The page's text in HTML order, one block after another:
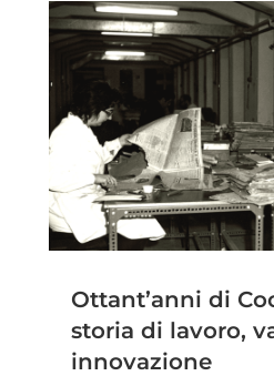
Ottant’anni di
storia di lavoro,
innovazione